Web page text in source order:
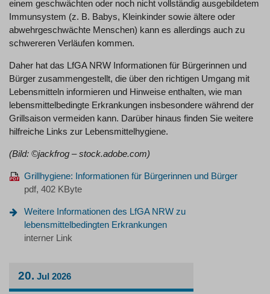
einem geschwächten oder noch nicht vollständig ausgebildetem
Immunsystem (z. B. Babys, Kleinkinder sowie ältere oder
abwehrgeschwächte Menschen) kann es allerdings auch zu
schwereren Verläufen kommen.
Daher hat das LfGA NRW Informationen für Bürgerinnen und
Bürger zusammengestellt, die über den richtigen Umgang mit
Lebensmitteln informieren und Hinweise enthalten, wie man
lebensmittelbedingte Erkrankungen insbesondere während der
Grillsaison vermeiden kann. Darüber hinaus finden Sie weitere
hilfreiche Links zur Lebensmittelhygiene.
(Bild: ©jackfrog – stock.adobe.com)
Grillhygiene: Informationen für Bürgerinnen und Bürger
pdf, 402 KByte
Weitere Informationen des LfGA NRW zu
lebensmittelbedingten Erkrankungen
interner Link
20. Jul 2026